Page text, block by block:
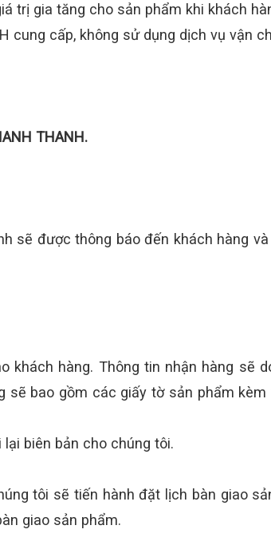
trị gia tăng cho sản phẩm khi khách
cung cấp, không sử dụng dịch vụ vận
THANH.
sẽ được thông báo đến khách hàng
hàng. Thông tin nhận hàng sẽ
bao gồm các giấy tờ sản phẩm
biên bản cho chúng tôi.
tôi sẽ tiến hành đặt lịch bàn giao
giao sản phẩm.